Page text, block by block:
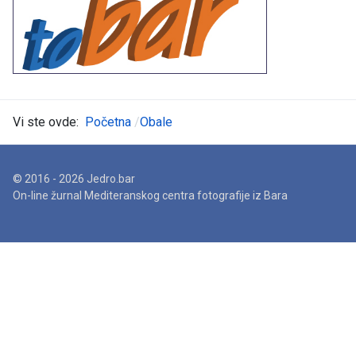
Vi ste ovde: Početna Obale
© 2016 - 2026 Jedro.bar
On-line žurnal Mediteranskog centra fotografije iz Bara